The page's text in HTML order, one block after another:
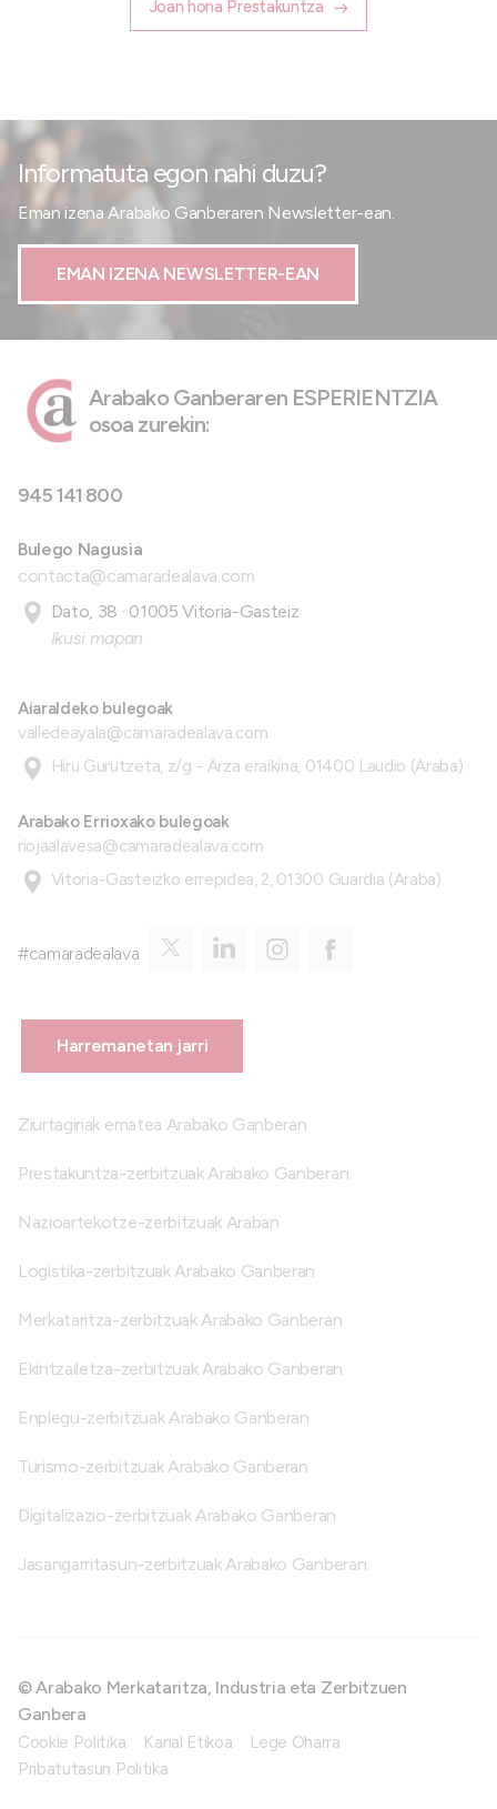
Joan hona Prestakuntza
Informatuta egon nahi duzu?
Eman izena Arabako Ganberaren Newsletter-ean.
EMAN IZENA NEWSLETTER-EAN
Arabako Ganberaren ESPERIENTZIA
osoa zurekin:
945 141 800
Bulego Nagusia
contacta@camaradealava.com
Dato, 38 · 01005 Vitoria-Gasteiz
Ikusi mapan
Aiaraldeko bulegoak
valledeayala@camaradealava.com
Hiru Gurutzeta, z/g - Arza eraikina, 01400 Laudio (Araba)
Arabako Errioxako bulegoak
riojaalavesa@camaradealava.com
Vitoria-Gasteizko errepidea, 2, 01300 Guardia (Araba)
#camaradealava
Harremanetan jarri
Ziurtagiriak ematea Arabako Ganberan
Prestakuntza-zerbitzuak Arabako Ganberan
Nazioartekotze-zerbitzuak Araban
Logistika-zerbitzuak Arabako Ganberan
Merkataritza-zerbitzuak Arabako Ganberan
Ekintzailetza-zerbitzuak Arabako Ganberan
Enplegu-zerbitzuak Arabako Ganberan
Turismo-zerbitzuak Arabako Ganberan
Digitalizazio-zerbitzuak Arabako Ganberan
Jasangarritasun-zerbitzuak Arabako Ganberan
© Arabako Merkataritza, Industria eta Zerbitzuen
Ganbera
Cookie Politika Kanal Etikoa
Lege Oharra
Pribatutasun Politika